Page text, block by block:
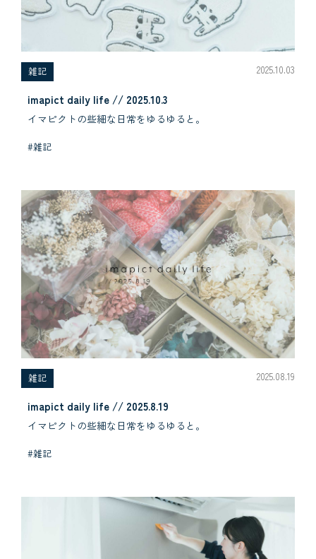
雑記 2025.10.03
imapict daily life // 2025.10.3
イマピクトの些細な日常をゆるゆると。
#雑記
雑記 2025.08.19
imapict daily life // 2025.8.19
イマピクトの些細な日常をゆるゆると。
#雑記